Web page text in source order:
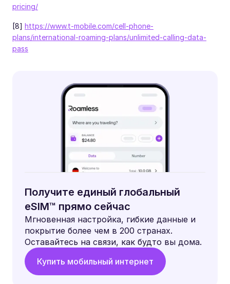
pricing/
[8] https://www.t-mobile.com/cell-phone-
plans/international-roaming-plans/unlimited-calling-data-
pass
Получите единый глобальный
eSIM™ прямо сейчас
Мгновенная настройка, гибкие данные и
покрытие более чем в 200 странах.
Оставайтесь на связи, как будто вы дома.
Купить мобильный интернет